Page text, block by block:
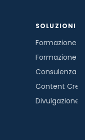
SOLUZIONI
Formazione
Formazione
Consulenza
Content
Divulgazione